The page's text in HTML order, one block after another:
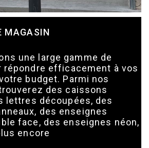
MAGASIN
une large gamme de
répondre efficacement à vos
budget. Parmi nos
des caissons
lettres découpées, des
des enseignes
face, des enseignes néon,
encore